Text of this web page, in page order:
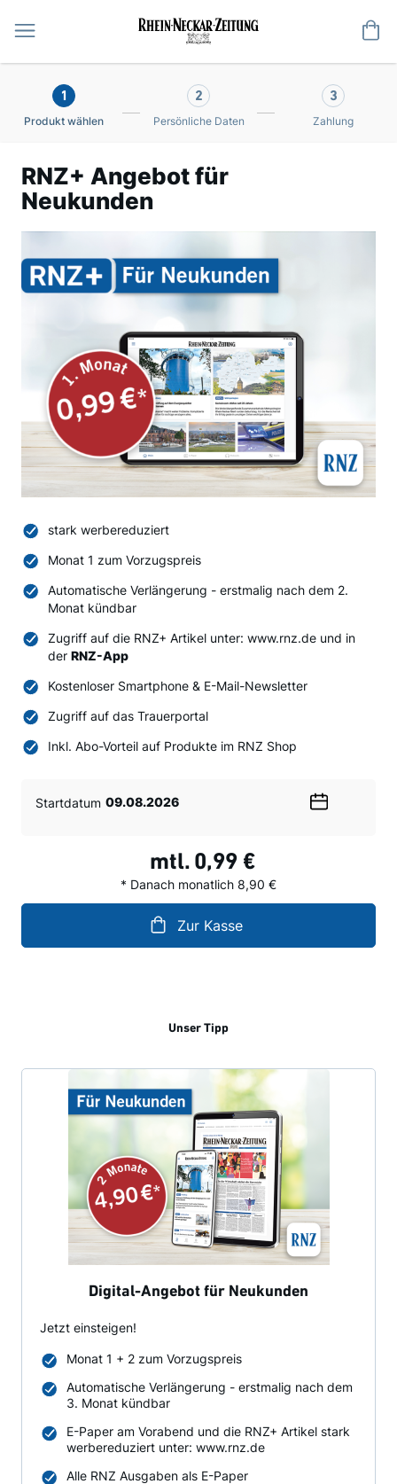
1
Produkt wählen
2
Persönliche Daten
3
Zahlung
RNZ+ Angebot für
Neukunden
stark werbereduziert
Monat 1 zum Vorzugspreis
Automatische Verlängerung - erstmalig nach dem 2.
Monat kündbar
Zugriff auf die RNZ+ Artikel unter: www.rnz.de und in
der RNZ-App
Kostenloser Smartphone & E-Mail-Newsletter
Zugriff auf das Trauerportal
Inkl. Abo-Vorteil auf Produkte im RNZ Shop
Startdatum
mtl. 0,99 €
* Danach monatlich 8,90 €
Zur Kasse
Unser Tipp
Digital-Angebot für Neukunden
Jetzt einsteigen!
Monat 1 + 2 zum Vorzugspreis
Automatische Verlängerung - erstmalig nach dem
3. Monat kündbar
E-Paper am Vorabend und die RNZ+ Artikel stark
werbereduziert unter: www.rnz.de
Alle RNZ Ausgaben als E-Paper